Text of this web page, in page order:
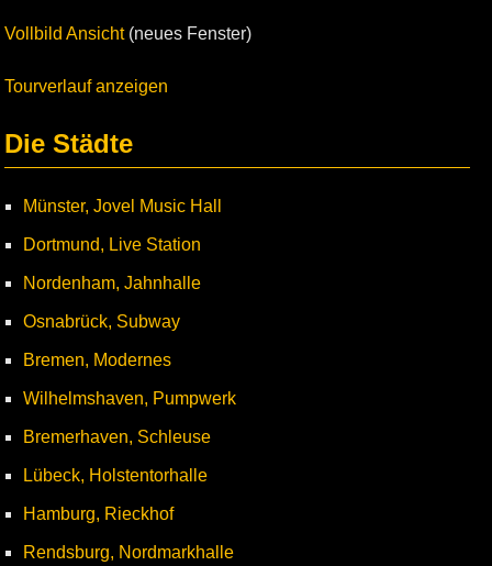
Vollbild Ansicht(neues Fenster)
Tourverlauf anzeigen
Die Städte
Münster, Jovel Music Hall
Dortmund, Live Station
Nordenham, Jahnhalle
Osnabrück, Subway
Bremen, Modernes
Wilhelmshaven, Pumpwerk
Bremerhaven, Schleuse
Lübeck, Holstentorhalle
Hamburg, Rieckhof
Rendsburg, Nordmarkhalle